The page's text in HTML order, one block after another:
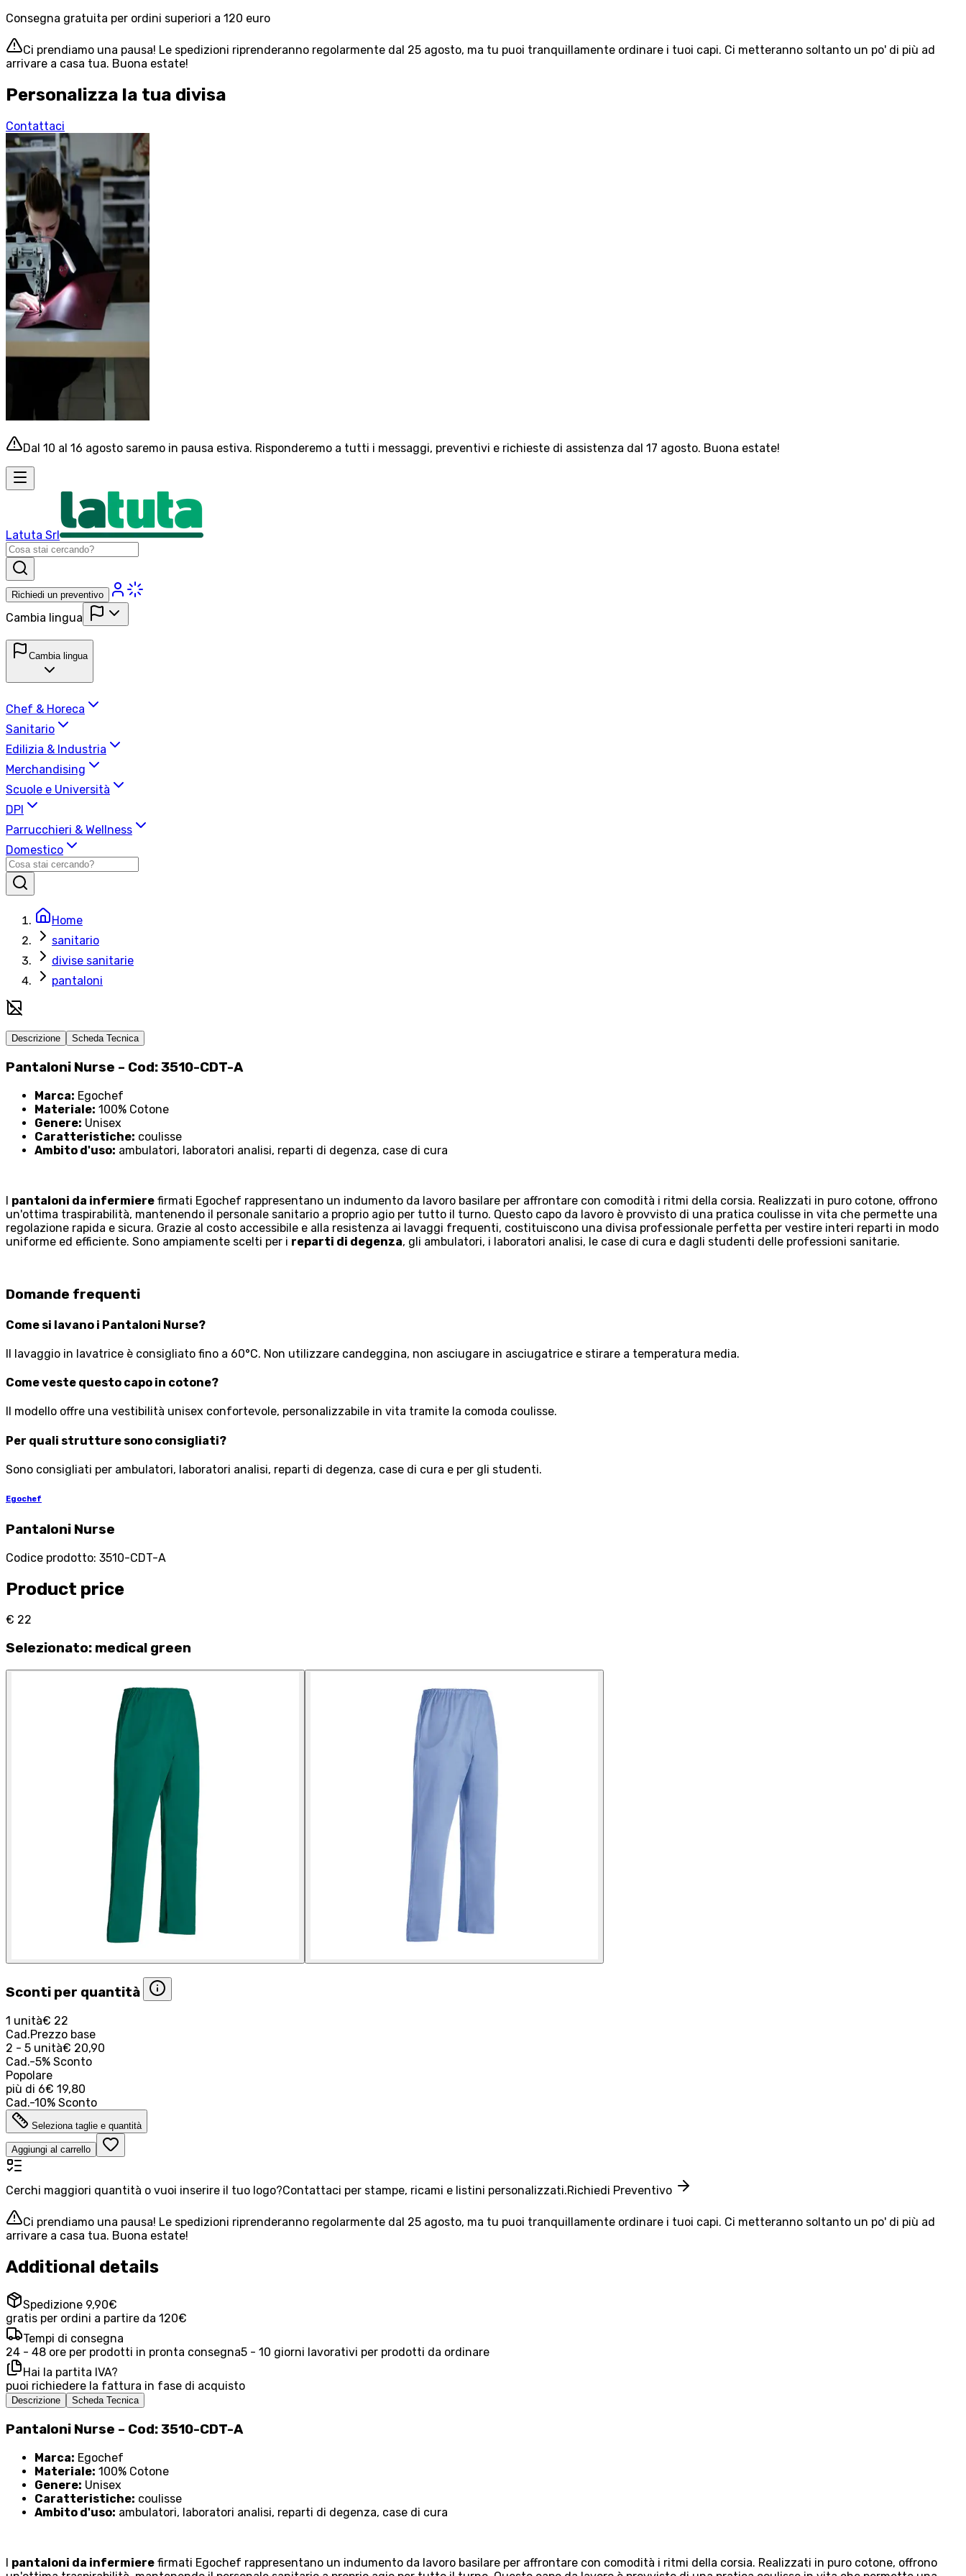
Consegna gratuita per ordini superiori a 120 euro
Ci prendiamo una pausa! Le spedizioni riprenderanno regolarmente dal 25 agosto, ma tu puoi tranquillamente ordinare i tuoi capi. Ci metteranno soltanto un po' di più ad
arrivare a casa tua. Buona estate!
Personalizza la tua divisa
Contattaci
Dal 10 al 16 agosto saremo in pausa estiva. Risponderemo a tutti i messaggi, preventivi e richieste di assistenza dal 17 agosto. Buona estate!
Latuta Srl
Richiedi un preventivo
Cambia lingua
Cambia lingua
Chef & Horeca
Sanitario
Edilizia & Industria
Merchandising
Scuole e Università
DPI
Parrucchieri & Wellness
Domestico
Home
sanitario
divise sanitarie
pantaloni
Descrizione Scheda Tecnica
Pantaloni Nurse – Cod: 3510-CDT-A
Marca: Egochef
Materiale: 100% Cotone
Genere: Unisex
Caratteristiche: coulisse
Ambito d'uso: ambulatori, laboratori analisi, reparti di degenza, case di cura
I pantaloni da infermiere firmati Egochef rappresentano un indumento da lavoro basilare per affrontare con comodità i ritmi della corsia. Realizzati in puro cotone, offrono
un'ottima traspirabilità, mantenendo il personale sanitario a proprio agio per tutto il turno. Questo capo da lavoro è provvisto di una pratica coulisse in vita che permette una
regolazione rapida e sicura. Grazie al costo accessibile e alla resistenza ai lavaggi frequenti, costituiscono una divisa professionale perfetta per vestire interi reparti in modo
uniforme ed efficiente. Sono ampiamente scelti per i reparti di degenza, gli ambulatori, i laboratori analisi, le case di cura e dagli studenti delle professioni sanitarie.
Domande frequenti
Come si lavano i Pantaloni Nurse?
Il lavaggio in lavatrice è consigliato fino a 60°C. Non utilizzare candeggina, non asciugare in asciugatrice e stirare a temperatura media.
Come veste questo capo in cotone?
Il modello offre una vestibilità unisex confortevole, personalizzabile in vita tramite la comoda coulisse.
Per quali strutture sono consigliati?
Sono consigliati per ambulatori, laboratori analisi, reparti di degenza, case di cura e per gli studenti.
Egochef
Pantaloni Nurse
Codice prodotto: 3510-CDT-A
Product price
€ 22
Selezionato: medical green
Sconti per quantità
1 unità€ 22
Cad.Prezzo base
2 - 5 unità€ 20,90
Cad.-5% Sconto
Popolare
più di 6€ 19,80
Cad.-10% Sconto
Seleziona taglie e quantità
Aggiungi al carrello
Cerchi maggiori quantità o vuoi inserire il tuo logo?Contattaci per stampe, ricami e listini personalizzati.Richiedi Preventivo
Ci prendiamo una pausa! Le spedizioni riprenderanno regolarmente dal 25 agosto, ma tu puoi tranquillamente ordinare i tuoi capi. Ci metteranno soltanto un po' di più ad
arrivare a casa tua. Buona estate!
Additional details
Spedizione 9,90€
gratis per ordini a partire da 120€
Tempi di consegna
24 - 48 ore per prodotti in pronta consegna5 - 10 giorni lavorativi per prodotti da ordinare
Hai la partita IVA?
puoi richiedere la fattura in fase di acquisto
Descrizione Scheda Tecnica
Pantaloni Nurse – Cod: 3510-CDT-A
Marca: Egochef
Materiale: 100% Cotone
Genere: Unisex
Caratteristiche: coulisse
Ambito d'uso: ambulatori, laboratori analisi, reparti di degenza, case di cura
I pantaloni da infermiere firmati Egochef rappresentano un indumento da lavoro basilare per affrontare con comodità i ritmi della corsia. Realizzati in puro cotone, offrono